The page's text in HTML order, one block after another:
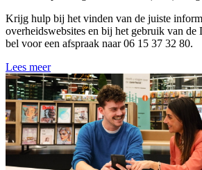
Krijg hulp bij het vinden van de juiste
overheidswebsites en bij het gebruik van
bel voor een afspraak naar 06 15 37 32 80.
Lees meer